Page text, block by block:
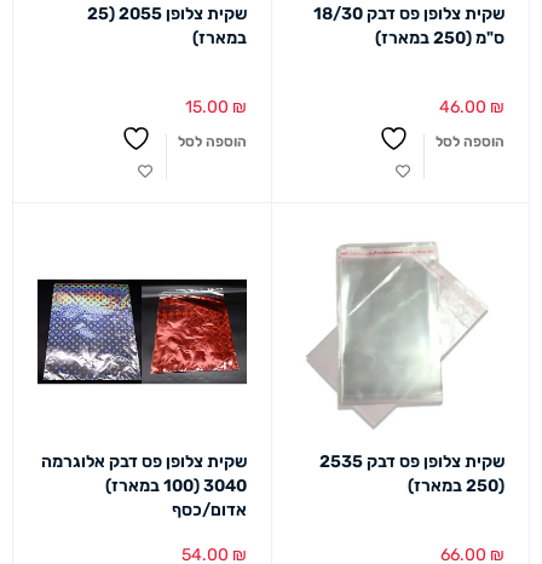
שקית צלופן פס דבק 18/30
ס"מ (250 במארז)
46.00 ₪
הוספה לסל
שקית צלופן 2055 (25
במארז)
15.00 ₪
הוספה לסל
שקית צלופן פס דבק 2535
(250 במארז)
66.00 ₪
שקית צלופן פס דבק אלוגרמה
3040 (100 במארז)
אדום/כסף
54.00 ₪